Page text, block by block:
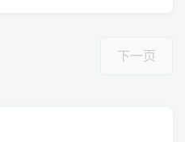
下一页